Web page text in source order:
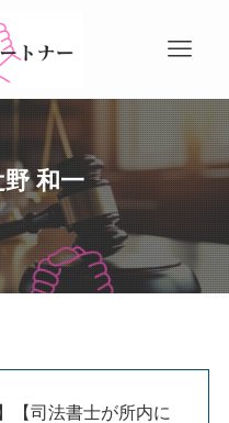
和一
【司法書士が所内に